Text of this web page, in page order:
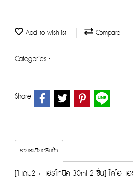
Add to wishlist Compare
Categories :
Share
รายละเอียดสินค้า
[1แถม2 + แฮร์โทนิค 30ml 2 ชิ้น] ไลโอ แ